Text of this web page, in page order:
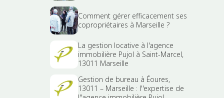
Comment gérer efficacement ses
copropriétaires à Marseille ?
La gestion locative à l'agence
immobilière Pujol à Saint-Marcel,
13011 Marseille
Gestion de bureau à Éoures,
13011 – Marseille : l''expertise de